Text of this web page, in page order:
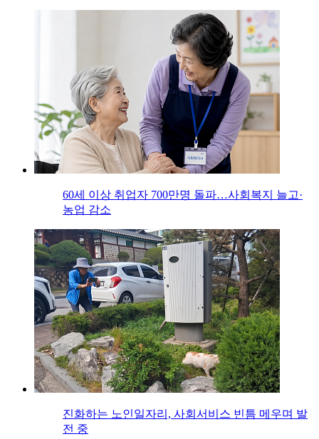
60세 이상 취업자 700만명 돌파…사회복지 늘고·
농업 감소
진화하는 노인일자리, 사회서비스 빈틈 메우며 발
전 중